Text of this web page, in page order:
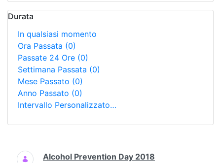
Durata
In qualsiasi momento
Ora Passata (0)
Passate 24 Ore (0)
Settimana Passata (0)
Mese Passato (0)
Anno Passato (0)
Intervallo Personalizzato…
Ricerca
Alcohol Prevention Day 2018